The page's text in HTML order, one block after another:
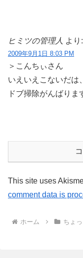
ヒミツの管理人 より:
2009年9月1日 8:03 PM
＞こんちぃさん
いえいえこないだは
ドブ掃除がんばりま
This site uses
comment data is
ホーム ちょ